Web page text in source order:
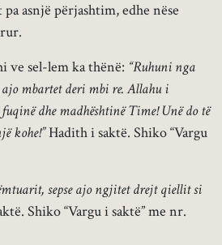
asnjë përjashtim, edhe nëse
ve sel-lem ka thënë: “Ruhuni nga
mbartet deri mbi re. Allahu i
dhe madhështinë Time! Unë do të
kohe!”Hadith i saktë. Shiko “Vargu
sepse ajo ngjitet drejt qiellit si
Shiko “Vargu i saktë” me nr.